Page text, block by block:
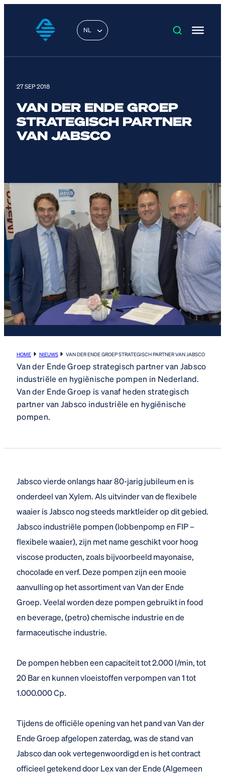
NL
27 SEP 2018
VAN DER ENDE GROEP
STRATEGISCH PARTNER
VAN JABSCO
HOME NIEUWS VAN DER ENDE GROEP STRATEGISCH PARTNER VAN JABSCO
Van der Ende Groep strategisch partner van Jabsco
industriële en hygiënische pompen in Nederland.
Van der Ende Groep is vanaf heden strategisch
partner van Jabsco industriële en hygiënische
pompen.
Jabsco vierde onlangs haar 80-jarig jubileum en is
onderdeel van Xylem. Als uitvinder van de flexibele
waaier is Jabsco nog steeds marktleider op dit gebied.
Jabsco industriële pompen (lobbenpomp en FIP –
flexibele waaier), zijn met name geschikt voor hoog
viscose producten, zoals bijvoorbeeld mayonaise,
chocolade en verf. Deze pompen zijn een mooie
aanvulling op het assortiment van Van der Ende
Groep. Veelal worden deze pompen gebruikt in food
en beverage, (petro) chemische industrie en de
farmaceutische industrie.
De pompen hebben een capaciteit tot 2.000 l/min, tot
20 Bar en kunnen vloeistoffen verpompen van 1 tot
1.000.000 Cp.
Tijdens de officiële opening van het pand van Van der
Ende Groep afgelopen zaterdag, was de stand van
Jabsco dan ook vertegenwoordigd en is het contract
officieel getekend door Lex van der Ende (Algemeen